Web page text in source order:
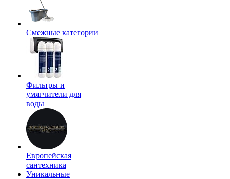
Смежные категории
Фильтры и
умягчители для
воды
Европейская
сантехника
Уникальные